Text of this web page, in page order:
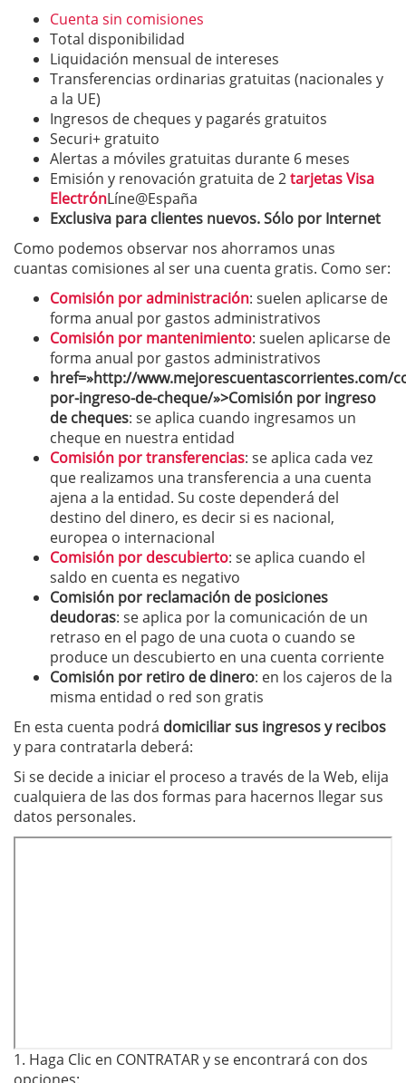
Cuenta sin comisiones
Total disponibilidad
Liquidación mensual de intereses
Transferencias ordinarias gratuitas (nacionales y
a la UE)
Ingresos de cheques y pagarés gratuitos
Securi+ gratuito
Alertas a móviles gratuitas durante 6 meses
Emisión y renovación gratuita de 2tarjetas Visa
ElectrónLíne@España
Exclusiva para clientes nuevos. Sólo por Internet
Como podemos observar nos ahorramos unas
cuantas comisiones al ser una cuenta gratis. Como ser:
Comisión por administración: suelen aplicarse de
forma anual por gastos administrativos
Comisión por mantenimiento: suelen aplicarse de
forma anual por gastos administrativos
href=»http://www.mejorescuentascorrientes.com/
por-ingreso-de-cheque/»>Comisión por ingreso
de cheques: se aplica cuando ingresamos un
cheque en nuestra entidad
Comisión por transferencias: se aplica cada vez
que realizamos una transferencia a una cuenta
ajena a la entidad. Su coste dependerá del
destino del dinero, es decir si es nacional,
europea o internacional
Comisión por descubierto: se aplica cuando el
saldo en cuenta es negativo
Comisión por reclamación de posiciones
deudoras: se aplica por la comunicación de un
retraso en el pago de una cuota o cuando se
produce un descubierto en una cuenta corriente
Comisión por retiro de dinero: en los cajeros de la
misma entidad o red son gratis
En esta cuenta podrá domiciliar sus ingresos y recibos
y para contratarla deberá:
Si se decide a iniciar el proceso a través de la Web, elija
cualquiera de las dos formas para hacernos llegar sus
datos personales.
1. Haga Clic en CONTRATAR y se encontrará con dos